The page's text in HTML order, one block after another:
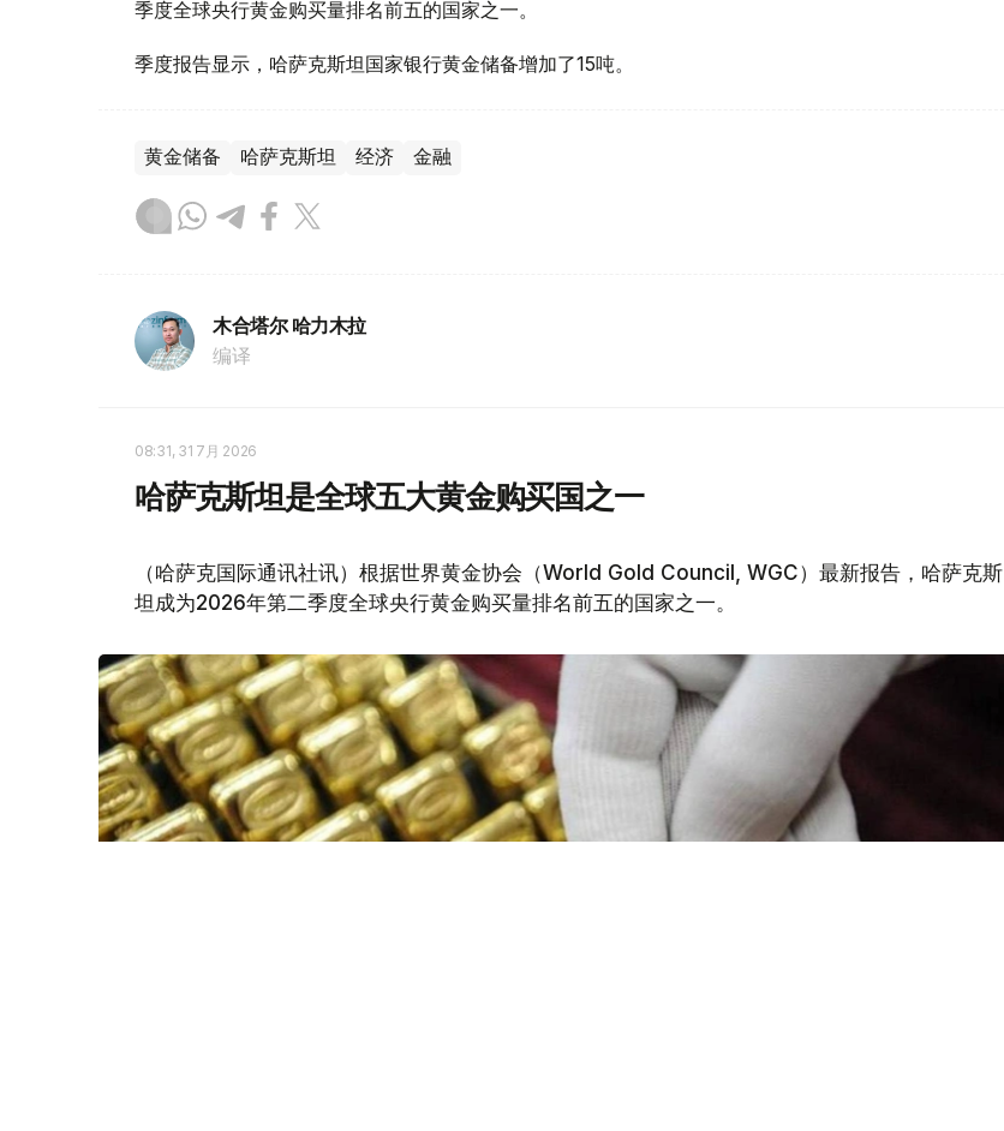
季度全球央行黄金购买量排名前五的国家之一。
季度报告显示，哈萨克斯坦国家银行黄金储备增加了15吨。
黄金储备 哈萨克斯坦 经济 金融
木合塔尔 哈力木拉
编译
08:31, 31 7月 2026
哈萨克斯坦是全球五大黄金购买国之一
（哈萨克国际通讯社讯）根据世界黄金协会（World Gold Council, WGC）最新报告，哈萨克斯
坦成为2026年第二季度全球央行黄金购买量排名前五的国家之一。